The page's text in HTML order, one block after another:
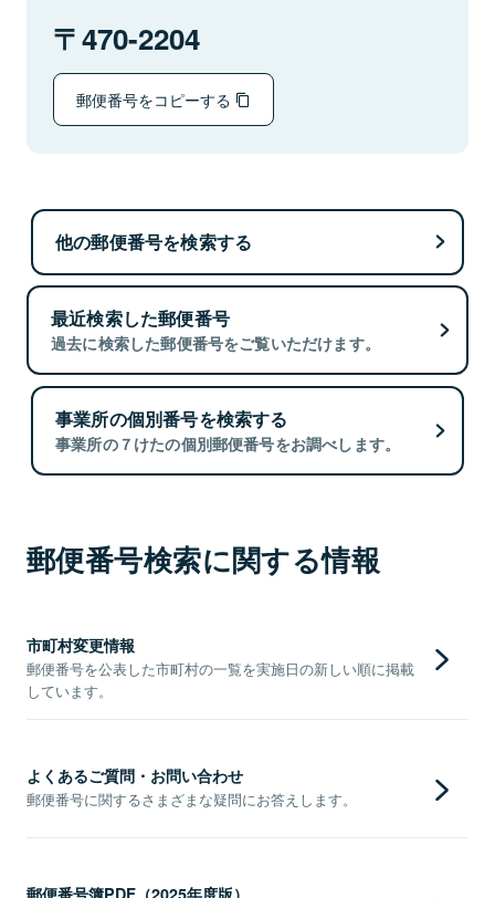
470-2204
郵便番号をコピーする
他の郵便番号を検索する
最近検索した郵便番号
過去に検索した郵便番号をご覧いただけます。
事業所の個別番号を検索する
事業所の７けたの個別郵便番号をお調べします。
郵便番号検索に関する情報
市町村変更情報
郵便番号を公表した市町村の一覧を実施日の新しい順に掲載
しています。
よくあるご質問・お問い合わせ
郵便番号に関するさまざまな疑問にお答えします。